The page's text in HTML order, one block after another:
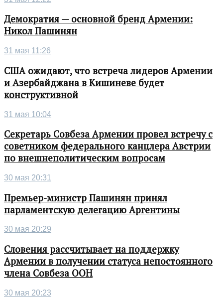
Демократия — основной бренд Армении:
Никол Пашинян
31 мая 11:26
США ожидают, что встреча лидеров Армении
и Азербайджана в Кишиневе будет
конструктивной
31 мая 10:04
Секретарь Совбеза Армении провел встречу с
советником федерального канцлера Австрии
по внешнеполитическим вопросам
30 мая 20:31
Премьер-министр Пашинян принял
парламентскую делегацию Аргентины
30 мая 20:29
Словения рассчитывает на поддержку
Армении в получении статуса непостоянного
члена Совбеза ООН
30 мая 20:23